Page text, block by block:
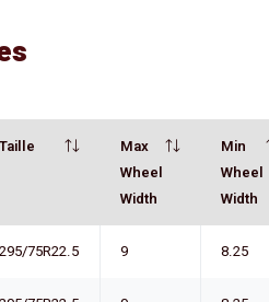
Taille
Max
Wheel
Width
Min
Wheel
Width
295/75R22.5 9 8.25